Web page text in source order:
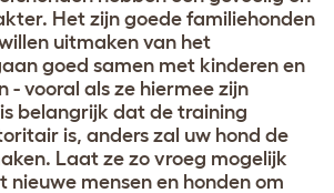
Het zijn goede familiehonden
uitmaken van het
goed samen met kinderen en
- vooral als ze hiermee zijn
belangrijk dat de training
is, anders zal uw hond de
Laat ze zo vroeg mogelijk
nieuwe mensen en honden om